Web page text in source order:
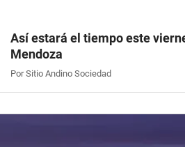
Así estará el tiempo este
Mendoza
Por Sitio Andino Sociedad